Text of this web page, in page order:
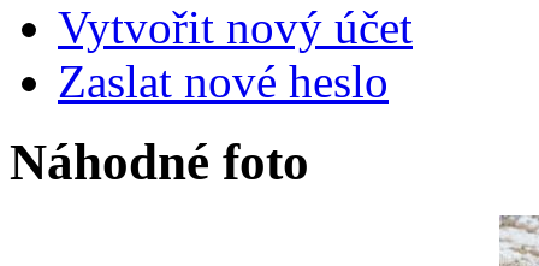
Vytvořit nový účet
Zaslat nové heslo
Náhodné foto